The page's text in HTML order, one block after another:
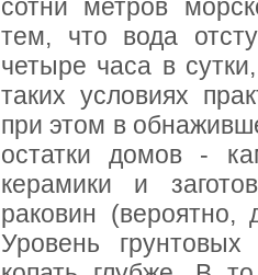
сотни метров
тем, что вода
четыре часа в
таких условиях
при этом в
остатки домов -
керамики и
раковин (вероятно,
Уровень